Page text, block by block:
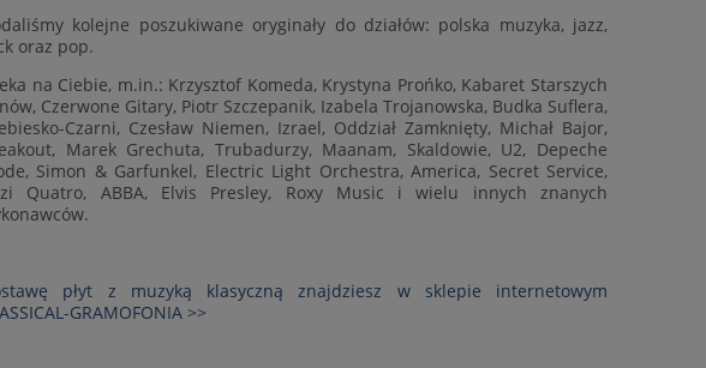
kolejne poszukiwane oryginały do działów: polska muzyka, jazz,
oraz pop.
na Ciebie, m.in.: Krzysztof Komeda, Krystyna Prońko, Kabaret Starszych
Czerwone Gitary, Piotr Szczepanik, Izabela Trojanowska, Budka Suflera,
Czarni, Czesław Niemen, Izrael, Oddział Zamknięty, Michał Bajor,
Marek Grechuta, Trubadurzy, Maanam, Skaldowie, U2, Depeche
Simon & Garfunkel, Electric Light Orchestra, America, Secret Service,
Quatro, ABBA, Elvis Presley, Roxy Music i wielu innych znanych
płyt z muzyką klasyczną znajdziesz w sklepie internetowym
GRAMOFONIA >>